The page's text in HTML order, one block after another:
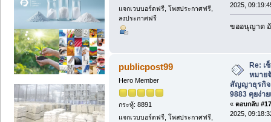
แจกเวบบอร์ดฟรี, โพสประกาศฟรี,
ลงประกาศฟรี
2025,
ขออนุญาต
publicpost99
Hero Member
กระทู้: 8891
แจกเวบบอร์ดฟรี, โพสประกาศฟรี,
Re: เ
หมาย
สัญญาธุรกิจ
9883 คุยง่า
« ตอบกลับ
2025,